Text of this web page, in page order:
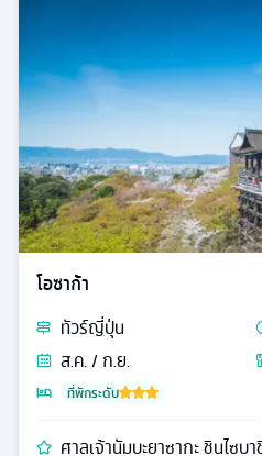
โอซาก้า
ทัวร์ญี่ปุ่น
ส.ค. / ก.ย.
ที่พักระดับ
ศาลเจ้านัมบะยาซากะ ชินไซ